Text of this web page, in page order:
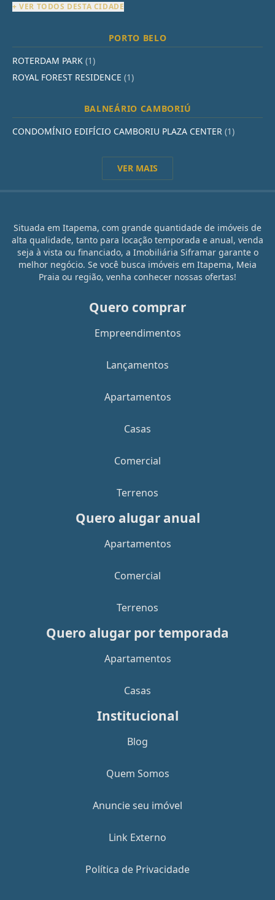
+ VER TODOS DESTA CIDADE
PORTO BELO
ROTERDAM PARK (1)
ROYAL FOREST RESIDENCE (1)
BALNEÁRIO CAMBORIÚ
CONDOMÍNIO EDIFÍCIO CAMBORIU PLAZA CENTER (1)
VER MAIS
Situada em Itapema, com grande quantidade de imóveis de
alta qualidade, tanto para locação temporada e anual, venda
seja à vista ou financiado, a Imobiliária Siframar garante o
melhor negócio. Se você busca imóveis em Itapema, Meia
Praia ou região, venha conhecer nossas ofertas!
Quero comprar
Empreendimentos
Lançamentos
Apartamentos
Casas
Comercial
Terrenos
Quero alugar anual
Apartamentos
Comercial
Terrenos
Quero alugar por temporada
Apartamentos
Casas
Institucional
Blog
Quem Somos
Anuncie seu imóvel
Link Externo
Política de Privacidade